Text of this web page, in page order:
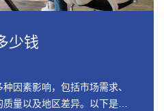
少钱
因素影响，包括市场需求、
量以及地区差异。以下是关